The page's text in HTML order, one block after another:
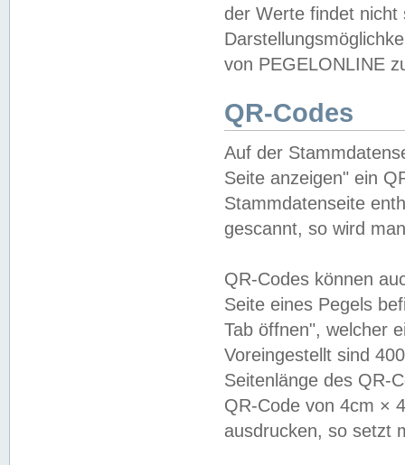
der Werte findet
von PEGELONLINE
QR-Codes
Auf der
Seite anzeigen" ein
Stammdatenseite
gescannt, so wird
QR-Codes können
Seite eines Pegels
Tab öffnen", welcher
Voreingestellt sind
Seitenlänge des QR-
QR-Code von 4cm ×
ausdrucken, so setzt